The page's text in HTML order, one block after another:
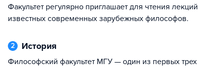
Факультет регулярно приглашает для чтения лекций
известных современных зарубежных философов.
2 История
Философский факультет МГУ — один из первых трех